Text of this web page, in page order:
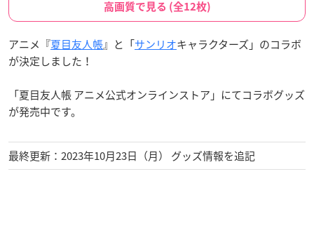
高画質で見る (全12枚)
アニメ『夏目友人帳』と「サンリオキャラクターズ」のコラボ
が決定しました！
「夏目友人帳 アニメ公式オンラインストア」にてコラボグッズ
が発売中です。
最終更新：2023年10月23日（月） グッズ情報を追記